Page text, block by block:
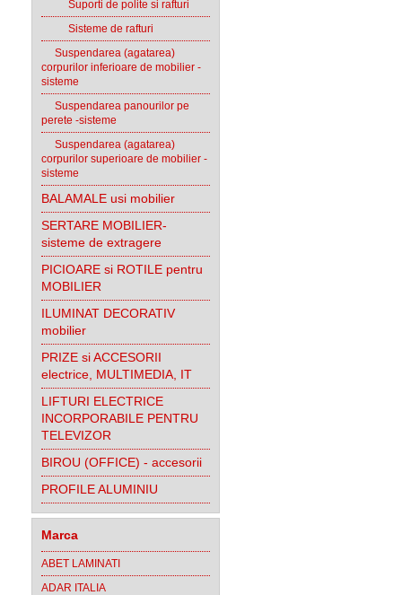
Suporti de polite si rafturi
Sisteme de rafturi
Suspendarea (agatarea)
corpurilor inferioare de mobilier -
sisteme
Suspendarea panourilor pe
perete -sisteme
Suspendarea (agatarea)
corpurilor superioare de mobilier -
sisteme
BALAMALE usi mobilier
SERTARE MOBILIER-
sisteme de extragere
PICIOARE si ROTILE pentru
MOBILIER
ILUMINAT DECORATIV
mobilier
PRIZE si ACCESORII
electrice, MULTIMEDIA, IT
LIFTURI ELECTRICE
INCORPORABILE PENTRU
TELEVIZOR
BIROU (OFFICE) - accesorii
PROFILE ALUMINIU
Marca
ABET LAMINATI
ADAR ITALIA